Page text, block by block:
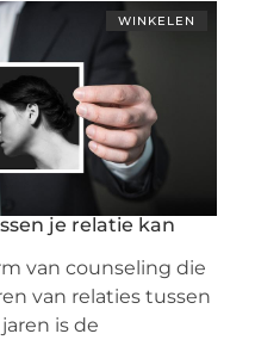
WINKELEN
je relatie kan
van counseling die
van relaties tussen
is de